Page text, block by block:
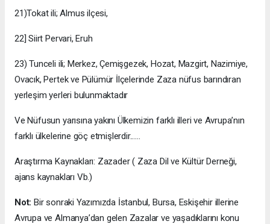
21)Tokat ili; Almus ilçesi,
22] Siirt Pervari, Eruh
23) Tunceli ili; Merkez, Çemişgezek, Hozat, Mazgirt, Nazimiye,
Ovacık, Pertek ve Pülümür İlçelerinde Zaza nüfus barındıran
yerleşim yerleri bulunmaktadır
Ve Nüfusun yarısına yakını Ülkemizin farklı illeri ve Avrupa’nın
farklı ülkelerine göç etmişlerdir......
Araştırma Kaynakları: Zazader ( Zaza Dil ve Kültür Derneği,
ajans kaynakları Vb.)
Not: Bir sonraki Yazımızda İstanbul, Bursa, Eskişehir illerine
Avrupa ve Almanya’dan gelen Zazalar ve yaşadıklarını konu